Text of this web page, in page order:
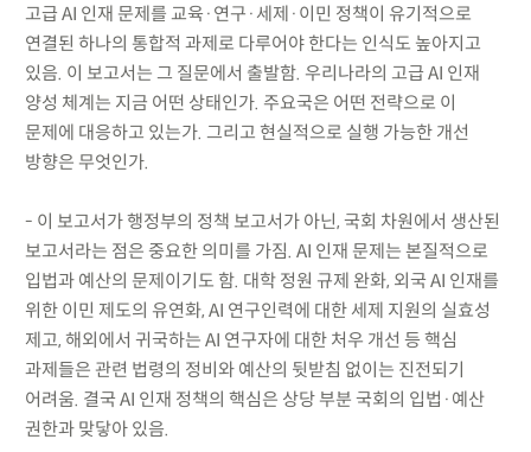
고급 AI 인재 문제를 교육·연구·세제·이민 정책이 유기적으로
연결된 하나의 통합적 과제로 다루어야 한다는 인식도 높아지고
있음. 이 보고서는 그 질문에서 출발함. 우리나라의 고급 AI 인재
양성 체계는 지금 어떤 상태인가. 주요국은 어떤 전략으로 이
문제에 대응하고 있는가. 그리고 현실적으로 실행 가능한 개선
방향은 무엇인가.
- 이 보고서가 행정부의 정책 보고서가 아닌, 국회 차원에서 생산된
보고서라는 점은 중요한 의미를 가짐. AI 인재 문제는 본질적으로
입법과 예산의 문제이기도 함. 대학 정원 규제 완화, 외국 AI 인재를
위한 이민 제도의 유연화, AI 연구인력에 대한 세제 지원의 실효성
제고, 해외에서 귀국하는 AI 연구자에 대한 처우 개선 등 핵심
과제들은 관련 법령의 정비와 예산의 뒷받침 없이는 진전되기
어려움. 결국 AI 인재 정책의 핵심은 상당 부분 국회의 입법·예산
권한과 맞닿아 있음.